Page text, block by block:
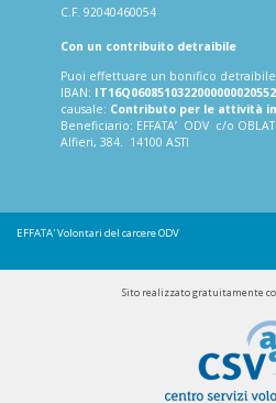
C.F. 92040460054
Con un contribuito detraibile
Puoi effettuare un bonifico detraibile
IBAN: IT16Q0608510322000000020552
causale: Contributo per le attività
Beneficiario: EFFATA’ ODV c/o
Alfieri, 384. 14100 ASTI
EFFATA'Volontari del carcere ODV
Sito realizzato gratuitamente